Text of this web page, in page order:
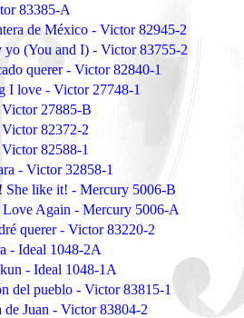
83385-A
de México - Victor 82945-2
yo (You and I) - Victor 83755-2
querer - Victor 82840-1
I love - Victor 27748-1
27885-B
82372-2
82588-1
- Victor 32858-1
She like it! - Mercury 5006-B
Again - Mercury 5006-A
querer - Victor 83220-2
- Ideal 1048-2A
- Ideal 1048-1A
del pueblo - Victor 83815-1
de Juan - Victor 83804-2